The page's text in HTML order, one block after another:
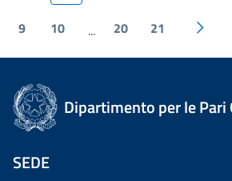
9 10 ... 20 21
Dipartimento per le
SEDE